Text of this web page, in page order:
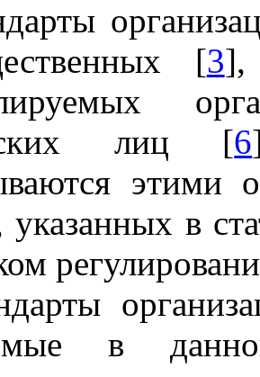
[3
лиц [6
этими
указанных в
в